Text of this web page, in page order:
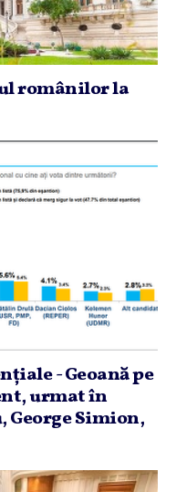
românilor la
- Geoană pe
urmat în
George Simion,